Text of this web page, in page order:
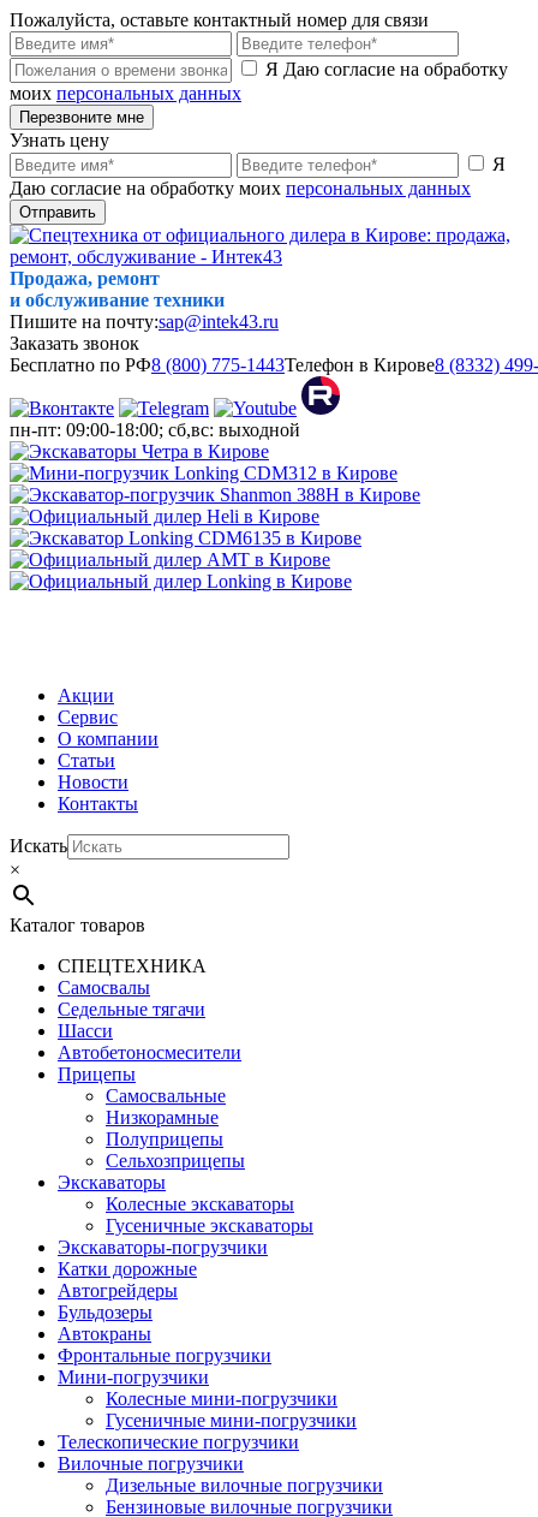
Пожалуйста, оставьте контактный номер для связи
Я Даю согласие на обработку
моих персональных данных
Перезвоните мне
Узнать цену
Я
Даю согласие на обработку моих персональных данных
Отправить
Продажа, ремонт
и обслуживание техники
Пишите на почту:sap@intek43.ru
Заказать звонок
Бесплатно по РФ8 (800) 775-1443Телефон в Кирове8 (8332)
пн-пт: 09:00-18:00; сб,вс: выходной
Акции
Сервис
О компании
Статьи
Новости
Контакты
Искать
×
Каталог товаров
СПЕЦТЕХНИКА
Самосвалы
Седельные тягачи
Шасси
Автобетоно­смесители
Прицепы
Самосвальные
Низкорамные
Полуприцепы
Сельхозприцепы
Экскаваторы
Колесные экскаваторы
Гусеничные экскаваторы
Экскаваторы-погрузчики
Катки дорожные
Автогрейдеры
Бульдозеры
Автокраны
Фронтальные погрузчики
Мини-погрузчики
Колесные мини-погрузчики
Гусеничные мини-погрузчики
Телескопические погрузчики
Вилочные погрузчики
Дизельные вилочные погрузчики
Бензиновые вилочные погрузчики